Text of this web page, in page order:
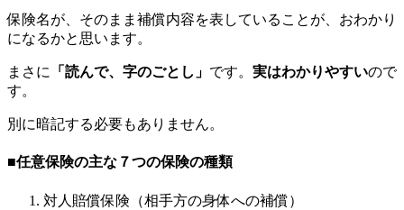
保険名が、そのまま補償内容を表していることが、おわかり
になるかと思います。
まさに 「読んで、字のごとし」 です。 実はわかりやすいので
す。
別に暗記する必要もありません。
■任意保険の主な７つの保険の種類
対人賠償保険（相手方の身体への補償）